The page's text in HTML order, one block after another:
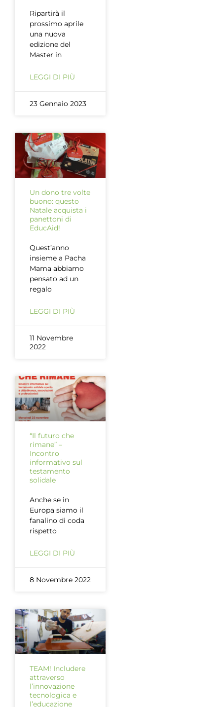
Ripartirà il
prossimo aprile
una nuova
edizione del
Master in
LEGGI DI PIÙ
23 Gennaio 2023
Un dono tre volte
buono: questo
Natale acquista i
panettoni di
EducAid!
Quest’anno
insieme a Pacha
Mama abbiamo
pensato ad un
regalo
LEGGI DI PIÙ
11 Novembre
2022
“Il futuro che
rimane” –
Incontro
informativo sul
testamento
solidale
Anche se in
Europa siamo il
fanalino di coda
rispetto
LEGGI DI PIÙ
8 Novembre 2022
TEAM! Includere
attraverso
l’innovazione
tecnologica e
l’educazione